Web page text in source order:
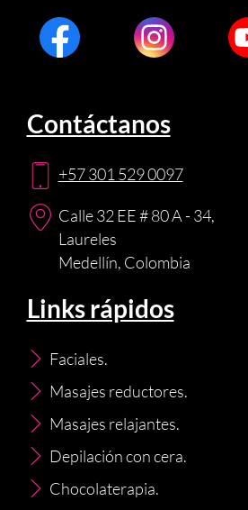
Contáctanos
+57 301 529 0097
Calle 32 EE # 80 A - 34,
Laureles
Medellín, Colombia
Links rápidos
Faciales.
Masajes reductores.
Masajes relajantes.
Depilación con cera.
Chocolaterapia.